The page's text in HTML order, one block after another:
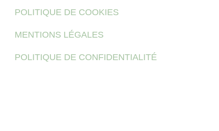
POLITIQUE DE COOKIES
MENTIONS LÉGALES
POLITIQUE DE CONFIDENTIALITÉ